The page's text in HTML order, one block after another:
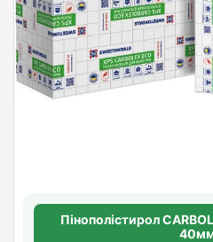
Пінополістирол